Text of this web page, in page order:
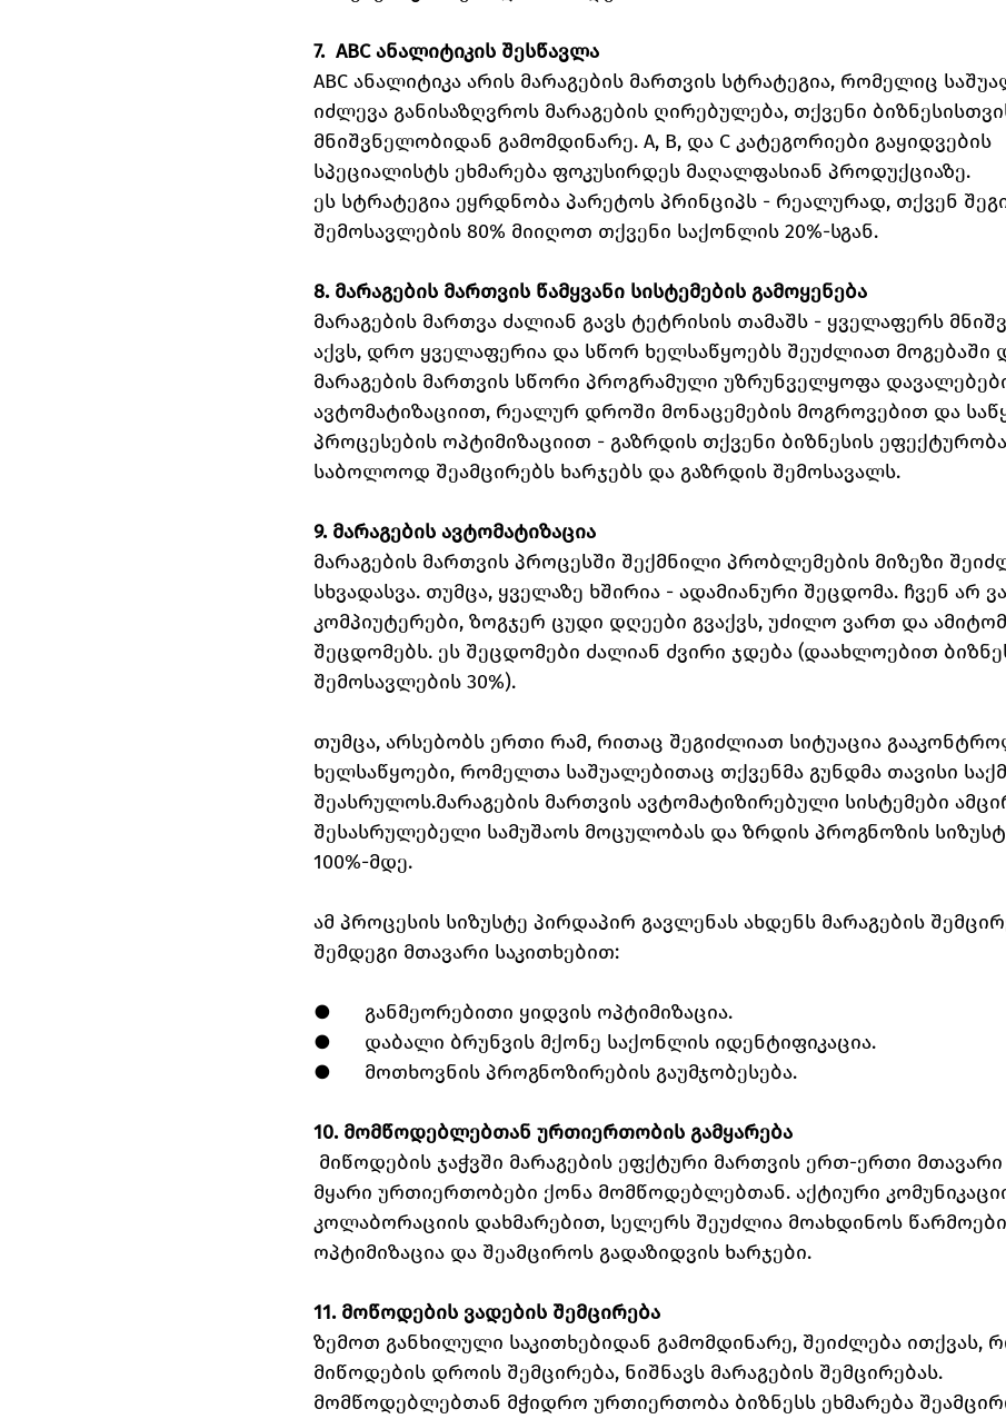
7.  ABC ანალიტიკის შესწავლა
ABC ანალიტიკა არის მარაგების მართვის სტრატეგია, რომელიც
იძლევა განისაზღვროს მარაგების ღირებულება, თქვენი
მნიშვნელობიდან გამომდინარე. A, B, და C კატეგორიები გაყიდვების
სპეციალისტს ეხმარება ფოკუსირდეს მაღალფასიან პროდუქციაზე.
ეს სტრატეგია ეყრდნობა პარეტოს პრინციპს - რეალურად, თქვენ
შემოსავლების 80% მიიღოთ თქვენი საქონლის 20%-სგან.
8. მარაგების მართვის წამყვანი სისტემების გამოყენება
მარაგების მართვა ძალიან გავს ტეტრისის თამაშს - ყველაფერს
აქვს, დრო ყველაფერია და სწორ ხელსაწყოებს შეუძლიათ მოგებაში
მარაგების მართვის სწორი პროგრამული უზრუნველყოფა
ავტომატიზაციით, რეალურ დროში მონაცემების მოგროვებით და
პროცესების ოპტიმიზაციით - გაზრდის თქვენი ბიზნესის
საბოლოოდ შეამცირებს ხარჯებს და გაზრდის შემოსავალს.
9. მარაგების ავტომატიზაცია
მარაგების მართვის პროცესში შექმნილი პრობლემების მიზეზი
სხვადასვა. თუმცა, ყველაზე ხშირია - ადამიანური შეცდომა. ჩვენ არ
კომპიუტერები, ზოგჯერ ცუდი დღეები გვაქვს, უძილო ვართ და
შეცდომებს. ეს შეცდომები ძალიან ძვირი ჯდება (დაახლოებით
შემოსავლების 30%).
თუმცა, არსებობს ერთი რამ, რითაც შეგიძლიათ სიტუაცია
ხელსაწყოები, რომელთა საშუალებითაც თქვენმა გუნდმა თავისი
შეასრულოს.მარაგების მართვის ავტომატიზირებული სისტემები
შესასრულებელი სამუშაოს მოცულობას და ზრდის პროგნოზის
100%-მდე.
ამ პროცესის სიზუსტე პირდაპირ გავლენას ახდენს მარაგების
შემდეგი მთავარი საკითხებით:
●      განმეორებითი ყიდვის ოპტიმიზაცია.
●      დაბალი ბრუნვის მქონე საქონლის იდენტიფიკაცია.
●      მოთხოვნის პროგნოზირების გაუმჯობესება.
10. მომწოდებლებთან ურთიერთობის გამყარება
მყარი ურთიერთობები ქონა მომწოდებლებთან. აქტიური
კოლაბორაციის დახმარებით, სელერს შეუძლია მოახდინოს
ოპტიმიზაცია და შეამციროს გადაზიდვის ხარჯები.
11. მოწოდების ვადების შემცირება
ზემოთ განხილული საკითხებიდან გამომდინარე, შეიძლება ითქვას,
მიწოდების დროის შემცირება, ნიშნავს მარაგების შემცირებას.
მომწოდებლებთან მჭიდრო ურთიერთობა ბიზნესს ეხმარება